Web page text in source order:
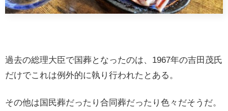
過去の総理大臣で国葬となったのは、1967年の吉田茂氏
だけでこれは例外的に執り行われたとある。
その他は国民葬だったり合同葬だったり色々だそうだ。